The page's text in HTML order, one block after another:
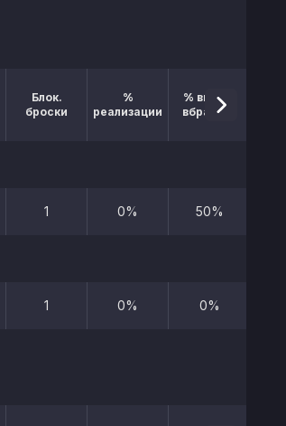
Блок.
броски
%
реализации
% выигр.
вбрасыв.
1 0% 50%
1 0% 0%